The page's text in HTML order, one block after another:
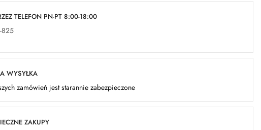
TELEFON PN-PT 8:00-18:00
825
WYSYŁKA
zamówień jest starannie zabezpieczone
ZAKUPY